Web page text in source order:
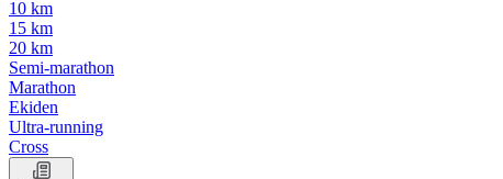
10 km
15 km
20 km
Semi-marathon
Marathon
Ekiden
Ultra-running
Cross